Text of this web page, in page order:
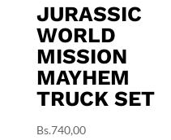
JURASSIC
WORLD
MISSION
MAYHEM
TRUCK SET
Bs.740,00